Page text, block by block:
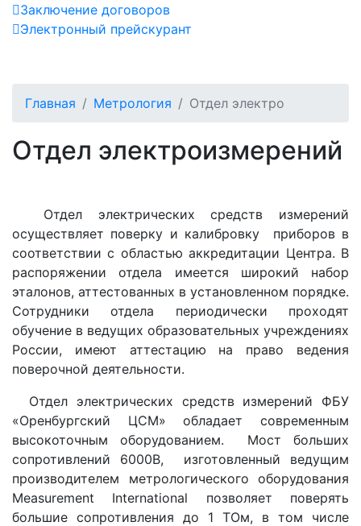
Заключение договоров
Электронный прейскурант
Главная Метрология Отдел электро
Отдел электроизмерений
Отдел электрических средств измерений
осуществляет поверку и калибровку приборов в
соответствии с областью аккредитации Центра. В
распоряжении отдела имеется широкий набор
эталонов, аттестованных в установленном порядке.
Сотрудники отдела периодически проходят
обучение в ведущих образовательных учреждениях
России, имеют аттестацию на право ведения
поверочной деятельности.
Отдел электрических средств измерений ФБУ
«Оренбургский ЦСМ» обладает современным
высокоточным оборудованием. Мост больших
сопротивлений 6000B, изготовленный ведущим
производителем метрологического оборудования
Measurement International позволяет поверять
большие сопротивления до 1 ТОм, в том числе